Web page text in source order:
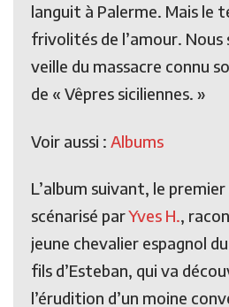
languit à Palerme. Mais le
frivolités de l’amour. Nous
veille du massacre connu
de « Vêpres siciliennes. »
Voir aussi : Albums
L’album suivant, le premier
scénarisé parYves H.,
jeune chevalier espagnol
fils d’Esteban, qui va
l’érudition d’un moine